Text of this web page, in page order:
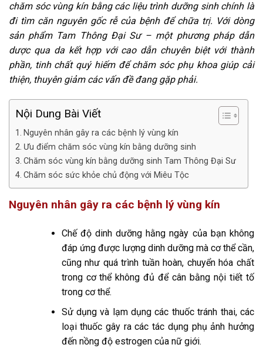
chăm sóc vùng kín bằng các liệu trình dưỡng sinh chính là
đi tìm căn nguyên gốc rễ của bệnh để chữa trị. Với dòng
sản phẩm Tam Thông Đại Sư – một phương pháp dẫn
dược qua da kết hợp với cao dẫn chuyên biệt với thành
phần, tinh chất quý hiếm để chăm sóc phụ khoa giúp cải
thiện, thuyên giảm các vấn đề đang gặp phải.
Nội Dung Bài Viết
Nguyên nhân gây ra các bệnh lý vùng kín
Ưu điểm chăm sóc vùng kín bằng dưỡng sinh
Chăm sóc vùng kín bằng dưỡng sinh Tam Thông Đại Sư
Chăm sóc sức khỏe chủ động với Miêu Tộc
Nguyên nhân gây ra các bệnh lý vùng kín
Chế độ dinh dưỡng hằng ngày của bạn không
đáp ứng được lượng dinh dưỡng mà cơ thể cần,
cũng như quá trình tuần hoàn, chuyển hóa chất
trong cơ thể không đủ để cân bằng nội tiết tố
trong cơ thể.
Sử dụng và lạm dụng các thuốc tránh thai, các
loại thuốc gây ra các tác dụng phụ ảnh hưởng
đến nồng độ estrogen của nữ giới.